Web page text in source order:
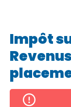
Impôt